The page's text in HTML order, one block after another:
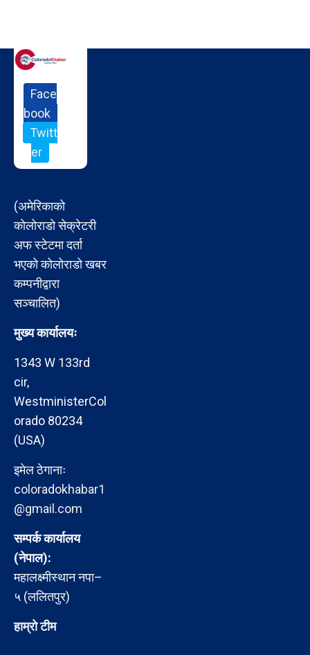
Face
book
Twitt
er
(अमेरिकाको
कोलोराडो सेक्रेटरी
अफ स्टेटमा दर्ता
भएको कोलोराडो खबर
कम्पनीद्वारा
सञ्चालित)
मुख्य कार्यालयः
1343 W 133rd
cir,
WestministerCol
orado 80234
(USA)
इमेल ठेगानाः
coloradokhabar1
@gmail.com
सम्पर्क कार्यालय
(नेपाल):
महालक्ष्मीस्थान नपा–
५ (ललितपुर)
हाम्रो टीम